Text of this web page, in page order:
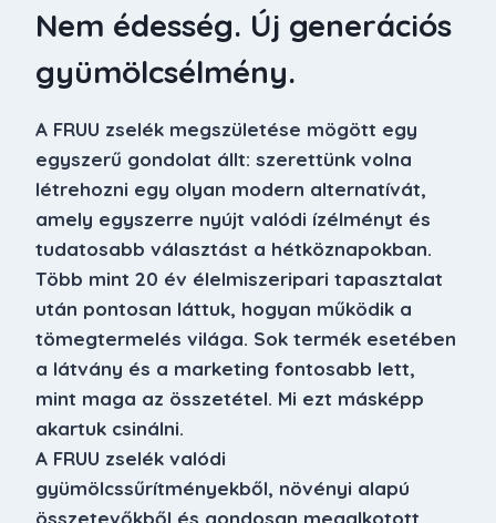
Nem édesség. Új generációs
gyümölcsélmény.
A FRUU zselék megszületése mögött egy
egyszerű gondolat állt: szerettünk volna
létrehozni egy olyan modern alternatívát,
amely egyszerre nyújt valódi ízélményt és
tudatosabb választást a hétköznapokban.
Több mint 20 év élelmiszeripari tapasztalat
után pontosan láttuk, hogyan működik a
tömegtermelés világa. Sok termék esetében
a látvány és a marketing fontosabb lett,
mint maga az összetétel. Mi ezt másképp
akartuk csinálni.
A FRUU zselék valódi
gyümölcssűrítményekből, növényi alapú
összetevőkből és gondosan megalkotott